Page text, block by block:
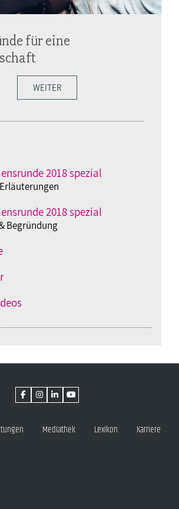
für eine
WEITER
2018 spezial
2018 spezial
Begründung
Mediathek Lexikon Karriere